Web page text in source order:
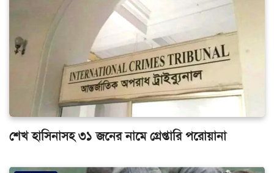
শেখ হাসিনাসহ ৩১ জনের নামে গ্রেপ্তারি পরোয়ানা